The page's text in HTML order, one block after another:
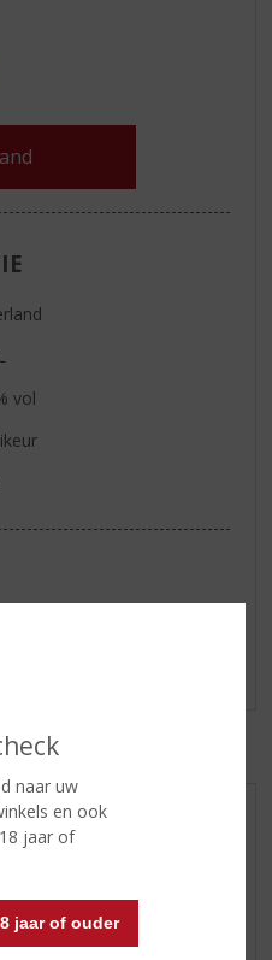
naar uw
en ook
jaar of
jaar of ouder
vol